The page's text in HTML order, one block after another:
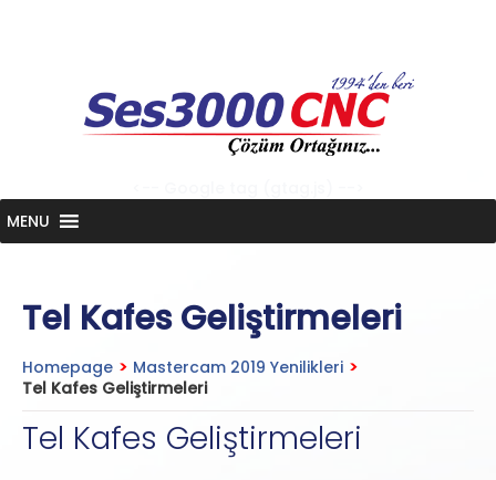
content
MENU
Tel Kafes Geliştirmeleri
Homepage > Mastercam 2019 Yenilikleri >
Tel Kafes Geliştirmeleri
Tel Kafes Geliştirmeleri